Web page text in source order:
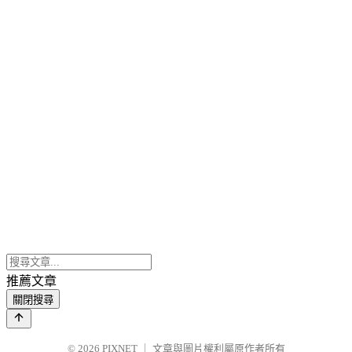
推薦文章
關閉搜尋
© 2026 PIXNET 文章與圖片權利屬原作者所有